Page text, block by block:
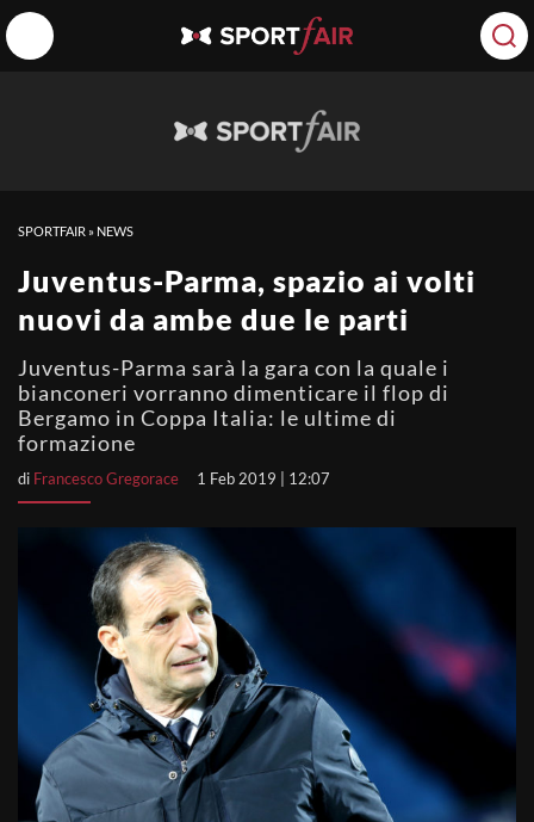
SPORTFAIR » NEWS
Juventus-Parma, spazio ai volti
nuovi da ambe due le parti
Juventus-Parma sarà la gara con la quale i
bianconeri vorranno dimenticare il flop di
Bergamo in Coppa Italia: le ultime di
formazione
di Francesco Gregorace 1 Feb 2019 | 12:07